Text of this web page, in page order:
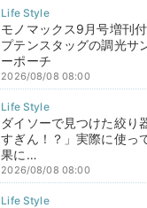
モノマックス9月号増刊
プテンスタッグの調光サ
ーポーチ
2026/08/08 08:00
ダイソーで見つけた絞り
すぎん！？」実際に使っ
果に…
2026/08/08 08:00